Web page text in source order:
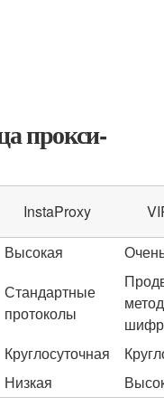
прокси-
InstaProxy
Высокая
Стандартные
протоколы
Круглосуточная
Низкая